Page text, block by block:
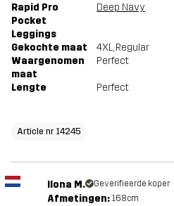
Rapid Pro
Pocket
Leggings
Deep Navy
Gekochte maat 4XL, Regular
Waargenomen
maat
Perfect
Lengte Perfect
Article nr 14245
Ilona M. Geverifieerde koper
Afmetingen: 168cm